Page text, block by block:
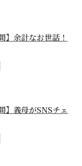
】余計なお世話！
】義母がSNSチェ